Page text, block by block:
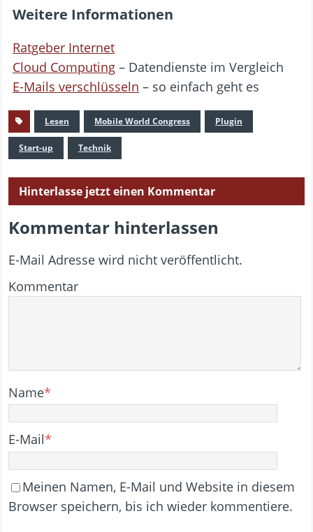
Weitere Informationen
Ratgeber Internet
Cloud Computing – Datendienste im Vergleich
E-Mails verschlüsseln – so einfach geht es
Lesen Mobile World Congress Plugin
Start-up Technik
Hinterlasse jetzt einen Kommentar
Kommentar hinterlassen
E-Mail Adresse wird nicht veröffentlicht.
Kommentar
Name*
E-Mail*
Meinen Namen, E-Mail und Website in diesem
Browser speichern, bis ich wieder kommentiere.